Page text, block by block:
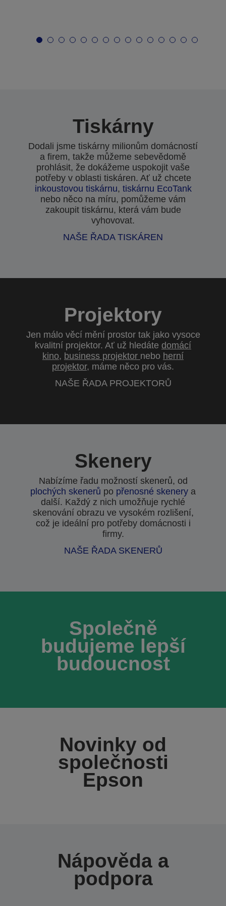
Tiskárny
Dodali jsme tiskárny milionům domácností
a firem, takže můžeme sebevědomě
prohlásit, že dokážeme uspokojit vaše
potřeby v oblasti tiskáren. Ať už chcete
inkoustovou tiskárnu, tiskárnu EcoTank
nebo něco na míru, pomůžeme vám
zakoupit tiskárnu, která vám bude
vyhovovat.
NAŠE ŘADA TISKÁREN
Projektory
Jen málo věcí mění prostor tak jako vysoce
kvalitní projektor. Ať už hledáte domácí
kino, business projektor nebo herní
projektor, máme něco pro vás.
NAŠE ŘADA PROJEKTORŮ
Skenery
Nabízíme řadu možností skenerů, od
plochých skenerů po přenosné skenery a
další. Každý z nich umožňuje rychlé
skenování obrazu ve vysokém rozlišení,
což je ideální pro potřeby domácnosti i
firmy.
NAŠE ŘADA SKENERŮ
Společně
budujeme lepší
budoucnost
Novinky od
společnosti
Epson
Nápověda a
podpora